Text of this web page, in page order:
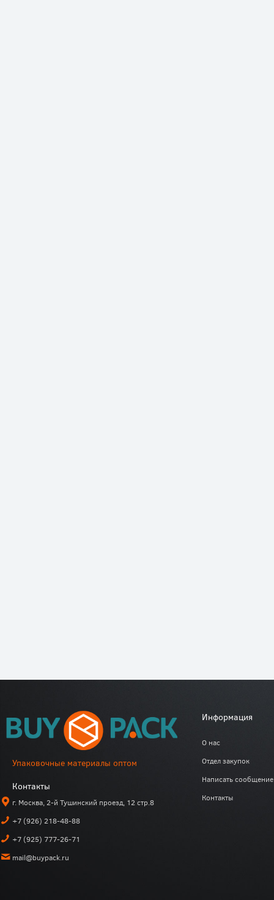
Упаковочные материалы оптом
Контакты
г. Москва, 2-й Тушинский проезд, 12 стр.8
+7 (926) 218-48-88
+7 (925) 777-26-71
mail@buypack.ru
Информация
О нас
Отдел закупок
Написать сообщение
Контакты